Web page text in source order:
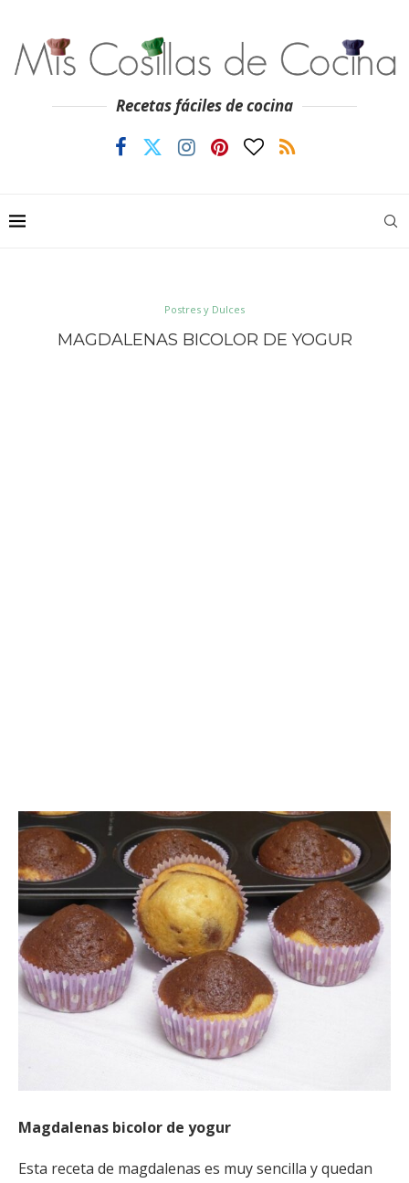
Recetas fáciles de cocina
Postres y Dulces
MAGDALENAS BICOLOR DE YOGUR
Magdalenas bicolor de yogur
Esta receta de magdalenas es muy sencilla y quedan